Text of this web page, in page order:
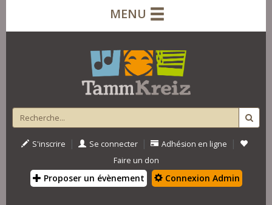
MENU
S'inscrire | Se connecter | Adhésion en ligne |
Faire un don
Proposer un évènement Connexion Admin